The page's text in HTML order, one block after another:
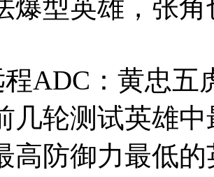
爆型英雄，张
程ADC：黄忠
几轮测试英雄
高防御力最低